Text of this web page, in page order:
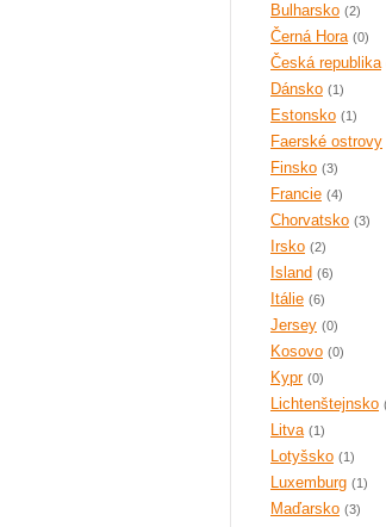
Bulharsko (2)
Černá Hora (0)
Česká republika
Dánsko (1)
Estonsko (1)
Faerské ostrovy
Finsko (3)
Francie (4)
Chorvatsko (3)
Irsko (2)
Island (6)
Itálie (6)
Jersey (0)
Kosovo (0)
Kypr (0)
Lichtenštejnsko
Litva (1)
Lotyšsko (1)
Luxemburg (1)
Maďarsko (3)